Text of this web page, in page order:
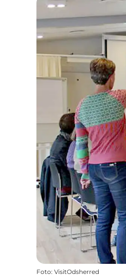
Foto: VisitOdsherred